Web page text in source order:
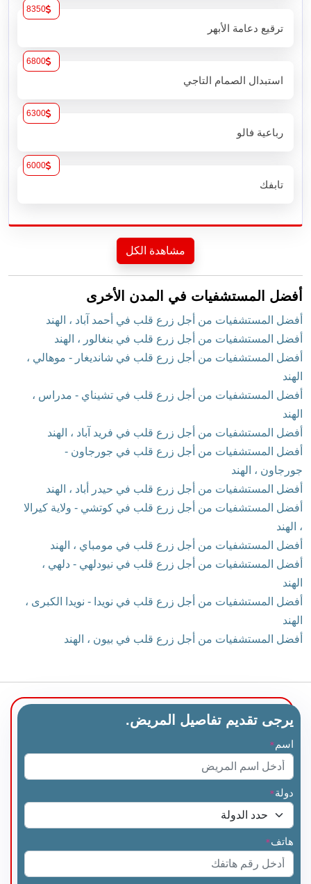
ترقيع دعامة الأبهر
8350
استبدال الصمام التاجي
6800
رباعية فالو
6300
تابفك
6000
مشاهدة الكل
أفضل المستشفيات في المدن الأخرى
أفضل المستشفيات من أجل زرع قلب في أحمد آباد ، الهند
أفضل المستشفيات من أجل زرع قلب في بنغالور ، الهند
أفضل المستشفيات من أجل زرع قلب في شانديغار - موهالي ،
الهند
أفضل المستشفيات من أجل زرع قلب في تشيناي - مدراس ،
الهند
أفضل المستشفيات من أجل زرع قلب في فريد آباد ، الهند
أفضل المستشفيات من أجل زرع قلب في جورجاون -
جورجاون ، الهند
أفضل المستشفيات من أجل زرع قلب في حيدر أباد ، الهند
أفضل المستشفيات من أجل زرع قلب في كوتشي - ولاية كيرالا
، الهند
أفضل المستشفيات من أجل زرع قلب في مومباي ، الهند
أفضل المستشفيات من أجل زرع قلب في نيودلهي - دلهي ،
الهند
أفضل المستشفيات من أجل زرع قلب في نويدا - نويدا الكبرى ،
الهند
أفضل المستشفيات من أجل زرع قلب في بيون ، الهند
يرجى تقديم تفاصيل المريض.
اسم *
دولة*
هاتف*